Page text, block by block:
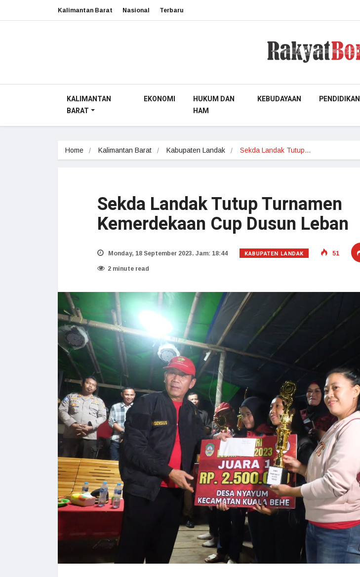
Kalimantan Barat Nasional Terbaru
KALIMANTAN
BARAT
EKONOMI
HUKUM DAN
HAM
KEBUDAYAAN PENDIDIKAN
Home Kalimantan Barat Kabupaten Landak Sekda Landak Tutup…
Sekda Landak Tutup Turnamen
Kemerdekaan Cup Dusun Leban
Monday, 18 September 2023. Jam: 18:44 KABUPATEN LANDAK 51
2 minute read